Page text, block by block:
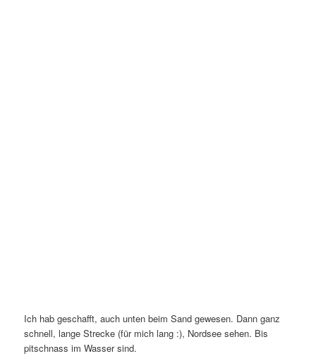
Ich hab geschafft, auch unten beim Sand gewesen. Dann ganz
schnell, lange Strecke (für mich lang :), Nordsee sehen. Bis
pitschnass im Wasser sind.